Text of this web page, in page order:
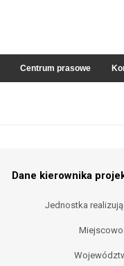
Centrum prasowe
Dane kierownika
Jednostka